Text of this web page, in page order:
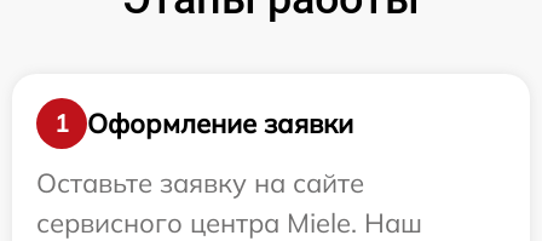
1
Оформление заявки
Оставьте заявку на сайте
сервисного центра Miele. Наш